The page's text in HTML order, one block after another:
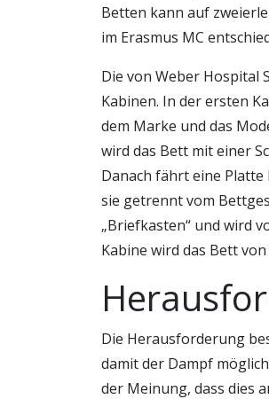
Betten kann auf
im Erasmus MC
Die von Weber Hospital
Kabinen. In der ersten
dem Marke und das
wird das Bett mit einer
Danach fährt eine
sie getrennt vom
„Briefkasten“ und wird
Kabine wird das Bett
Die Herausforderung
damit der Dampf
der Meinung, dass dies